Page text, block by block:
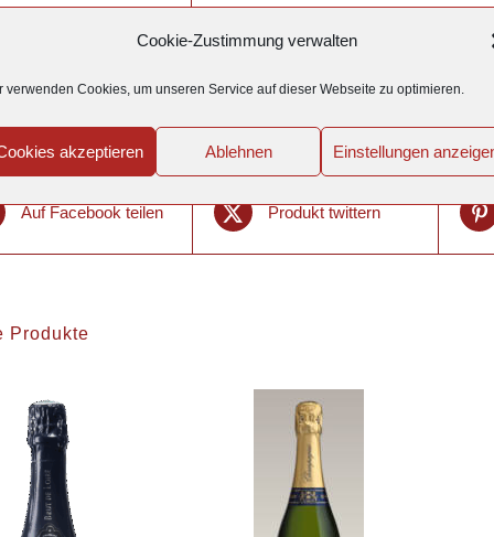
Cookie-Zustimmung verwalten
verwenden Cookies, um unseren Service auf dieser Webseite zu optimieren.
akzeptieren Ablehnen Einstellungen
Auf Facebook teilen Produkt twittern
Produkte